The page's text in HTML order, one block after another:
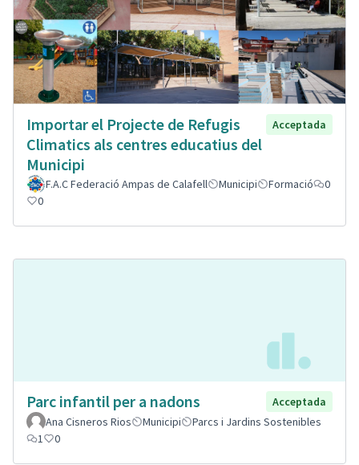
Importar el Projecte de Refugis
Climatics als centres educatius del
Municipi
Acceptada
F.A.C Federació Ampas de Calafell Municipi Formació
0
0
Parc infantil per a nadons
Acceptada
Ana Cisneros Rios
Municipi
Parcs i Jardins Sostenibles
1
0